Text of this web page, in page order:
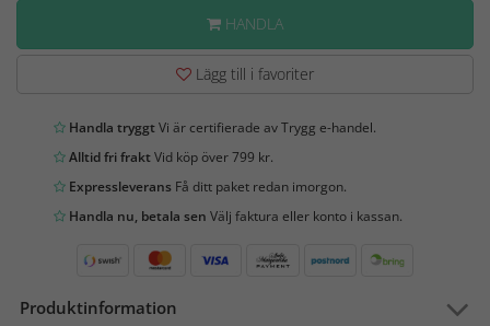
HANDLA
Lägg till i favoriter
Handla tryggtVi är certifierade av Trygg e-handel.
Alltid fri fraktVid köp över 799 kr.
Expressleverans Få ditt paket redan imorgon.
Handla nu, betala sen Välj faktura eller konto i kassan.
Produktinformation